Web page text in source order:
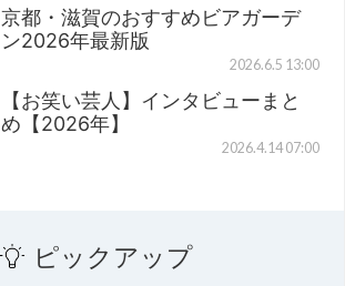
京都・滋賀のおすすめビアガーデ
ン2026年最新版
2026.6.5 13:00
【お笑い芸人】インタビューまと
め【2026年】
2026.4.14 07:00
ピックアップ